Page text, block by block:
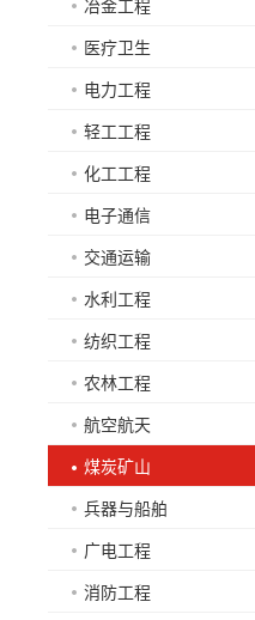
冶金工程
医疗卫生
电力工程
轻工工程
化工工程
电子通信
交通运输
水利工程
纺织工程
农林工程
航空航天
煤炭矿山
兵器与船舶
广电工程
消防工程